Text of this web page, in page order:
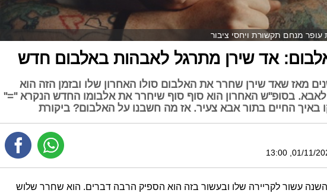
עופר מנחם תקשורת ויחסי ציבור
אד שירן מתרגל לאבהות באלבום חדש
מאז שאד שירן שחרר את האלבום סולו האחרון שלו ובזמן הזה הוא
בסופ"ש האחרון הוא סוף סוף שיחרר את אלבומו החדש הנקרא "="
באיך החיים בתור אבא צעיר. אז מה חשבנו על האלבום? ביקורת
השנה עשור לקריירה שלו ובעשור בזה הוא הספיק הרבה דברים. הוא שחרר שלוש